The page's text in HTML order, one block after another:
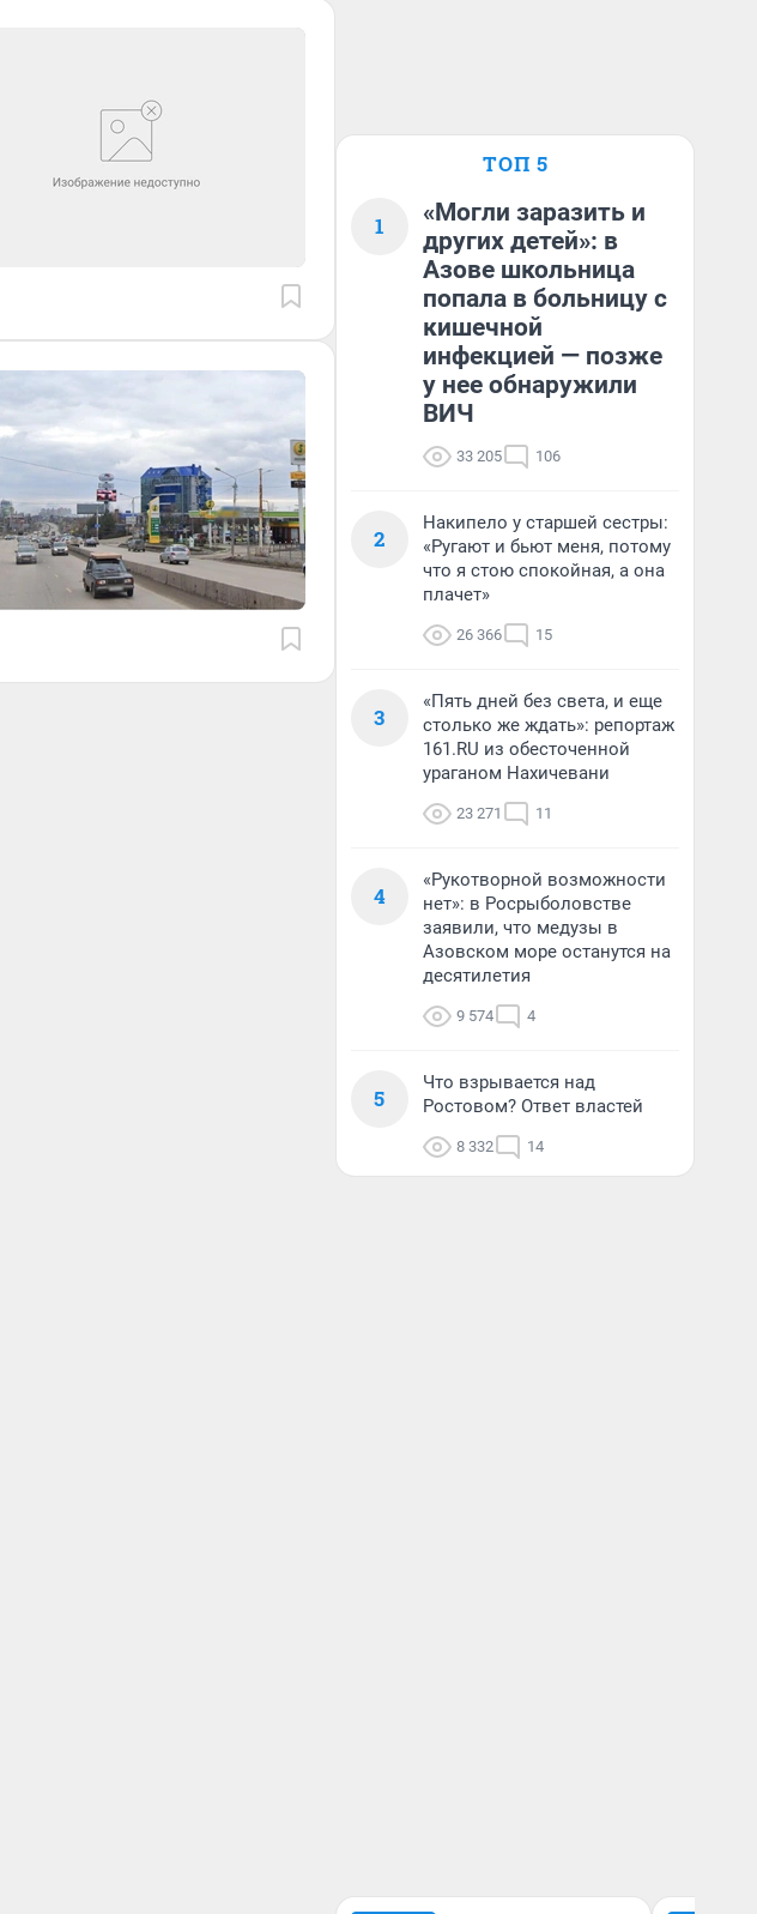
ТОП 5
1
«Могли заразить и
других детей»: в
Азове школьница
попала в больницу с
кишечной
инфекцией — позже
у нее обнаружили
ВИЧ
33 205 106
2
Накипело у старшей сестры:
«Ругают и бьют меня, потому
что я стою спокойная, а она
плачет»
26 366 15
3
«Пять дней без света, и еще
столько же ждать»: репортаж
161.RU из обесточенной
ураганом Нахичевани
23 271 11
4
«Рукотворной возможности
нет»: в Росрыболовстве
заявили, что медузы в
Азовском море останутся на
десятилетия
9 574 4
5
Что взрывается над
Ростовом? Ответ властей
8 332 14